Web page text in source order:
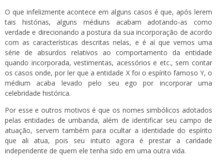
O que infelizmente acontece em alguns casos é que, após lerem
tais histórias, alguns médiuns acabam adotando-as como
verdade e direcionando a postura da sua incorporação de acordo
com as características descritas nelas, e é aí que vemos uma
série de absurdos relativos ao comportamento da entidade
quando incorporada, vestimentas, acessórios e etc., sem contar
os casos onde, por ler que a entidade X foi o espírito famoso Y, o
médium acaba levado pelo seu ego por incorporar uma
celebridade histórica.
Por esse e outros motivos é que os nomes simbólicos adotados
pelas entidades de umbanda, além de identificar seu campo de
atuação, servem também para ocultar a identidade do espírito
que ali atua, pois seu intuito agora é prestar a caridade
independente de quem ele tenha sido em uma outra vida.